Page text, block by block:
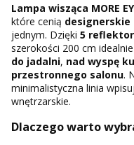
Lampa wisząca MORE
które cenią designerskie
jednym. Dzięki 5
szerokości 200 cm
do jadalni, nad wyspę
przestronnego salonu.
minimalistyczna linia
wnętrzarskie.
Dlaczego warto